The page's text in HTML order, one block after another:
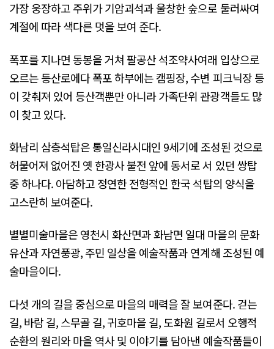
가장 웅장하고 주위가 기암괴석과 울창한 숲으로 둘러싸여
계절에 따라 색다른 멋을 보여 준다.
폭포를 지나면 동봉을 거쳐 팔공산 석조약사여래 입상으로
오르는 등산로에다 폭포 하부에는 캠핑장, 수변 피크닉장 등
이 갖춰져 있어 등산객뿐만 아니라 가족단위 관광객들도 많
이 찾고 있다.
화남리 삼층석탑은 통일신라시대인 9세기에 조성된 것으로
허물어져 없어진 옛 한광사 불전 앞에 동서로 서 있던 쌍탑
중 하나다. 아담하고 정연한 전형적인 한국 석탑의 양식을
고스란히 보여준다.
별별미술마을은 영천시 화산면과 화남면 일대 마을의 문화
유산과 자연풍광, 주민 일상을 예술작품과 연계해 조성된 예
술마을이다.
다섯 개의 길을 중심으로 마을의 매력을 잘 보여준다. 걷는
길, 바람 길, 스무골 길, 귀호마을 길, 도화원 길로서 오행적
순환의 원리와 마을 역사 및 이야기를 담아낸 예술작품들이